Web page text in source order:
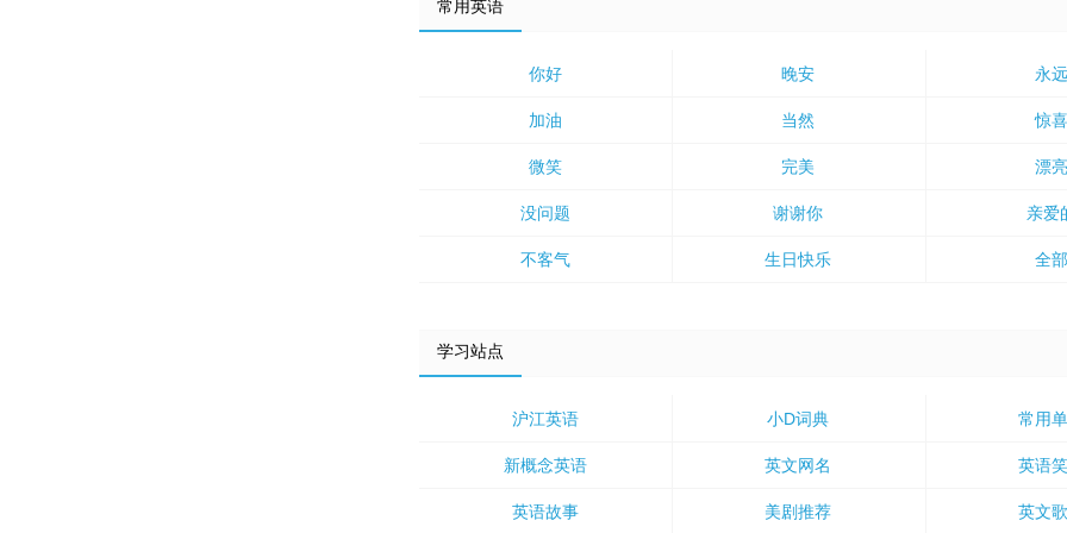
常用英语
你好 晚安 永远
加油 当然 惊喜
微笑 完美 漂亮
没问题 谢谢你 亲爱
不客气 生日快乐 全部
学习站点
沪江英语 小D词典 常用
新概念英语 英文网名 英语
英语故事 美剧推荐 英文